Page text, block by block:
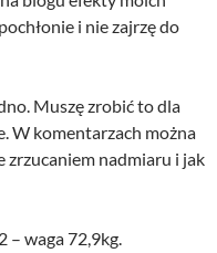
i nie zajrzę do
Muszę zrobić to dla
W komentarzach można
zrzucaniem nadmiaru i jak
– waga 72,9kg.